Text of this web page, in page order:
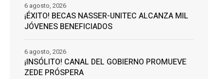
¡ÉXITO! BECAS NASSER-UNITEC ALCANZA MIL
JÓVENES BENEFICIADOS
6 agosto, 2026
¡INSÓLITO! CANAL DEL GOBIERNO PROMUEVE
ZEDE PRÓSPERA
6 agosto, 2026